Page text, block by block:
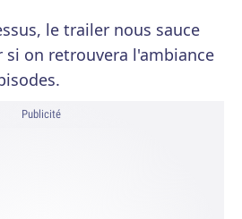
le trailer nous sauce
si on retrouvera l'ambiance
Publicité